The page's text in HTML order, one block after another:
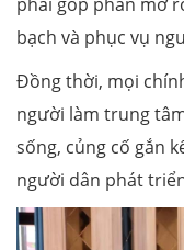
bạch và phục vụ
Đồng thời, mọi
người làm trung
sống, củng cố gắn
người dân phát